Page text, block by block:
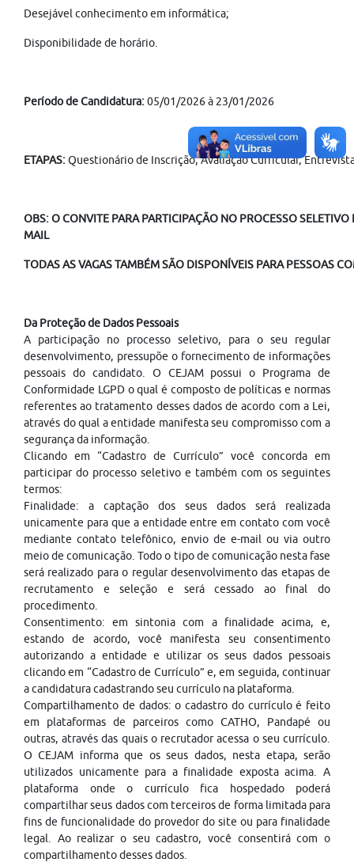
Desejável conhecimento em informática;
Disponibilidade de horário.
Período de Candidatura:05/01/2026 à 23/01/2026
ETAPAS:Questionário de Inscrição, Avaliação Curricular,
OBS: O CONVITE PARA PARTICIPAÇÃO NO PROCESSO SELETIVO
MAIL
TODAS AS VAGAS TAMBÉM SÃO DISPONÍVEIS PARA PESSOAS
Da Proteção de Dados Pessoais
A participação no processo seletivo, para o seu regular
desenvolvimento, pressupõe o fornecimento de informações
pessoais do candidato. O CEJAM possui o Programa de
Conformidade LGPD o qual é composto de políticas e normas
referentes ao tratamento desses dados de acordo com a Lei,
através do qual a entidade manifesta seu compromisso com a
segurança da informação.
Clicando em “Cadastro de Currículo” você concorda em
participar do processo seletivo e também com os seguintes
termos:
Finalidade: a captação dos seus dados será realizada
unicamente para que a entidade entre em contato com você
mediante contato telefônico, envio de e-mail ou via outro
meio de comunicação. Todo o tipo de comunicação nesta fase
será realizado para o regular desenvolvimento das etapas de
recrutamento e seleção e será cessado ao final do
procedimento.
Consentimento: em sintonia com a finalidade acima, e,
estando de acordo, você manifesta seu consentimento
autorizando a entidade e utilizar os seus dados pessoais
clicando em “Cadastro de Currículo” e, em seguida, continuar
a candidatura cadastrando seu currículo na plataforma.
Compartilhamento de dados: o cadastro do currículo é feito
em plataformas de parceiros como CATHO, Pandapé ou
outras, através das quais o recrutador acessa o seu currículo.
O CEJAM informa que os seus dados, nesta etapa, serão
utilizados unicamente para a finalidade exposta acima. A
plataforma onde o currículo fica hospedado poderá
compartilhar seus dados com terceiros de forma limitada para
fins de funcionalidade do provedor do site ou para finalidade
legal. Ao realizar o seu cadastro, você consentirá com o
compartilhamento desses dados.